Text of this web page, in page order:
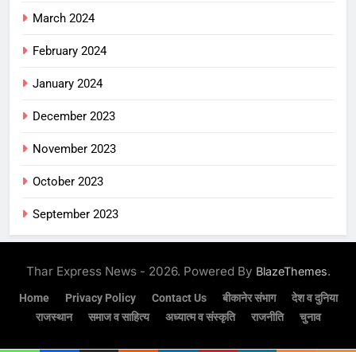
March 2024
February 2024
January 2024
December 2023
November 2023
October 2023
September 2023
Thar Express News - 2026. Powered By BlazeThemes.
Home Privacy Policy Contact Us बीकानेर संभाग
देश व दुनिया
राजस्थान
समाज व साहित्य अध्यात्म व संस्कृति राजनीति चुनाव